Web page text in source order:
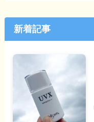
新着記事